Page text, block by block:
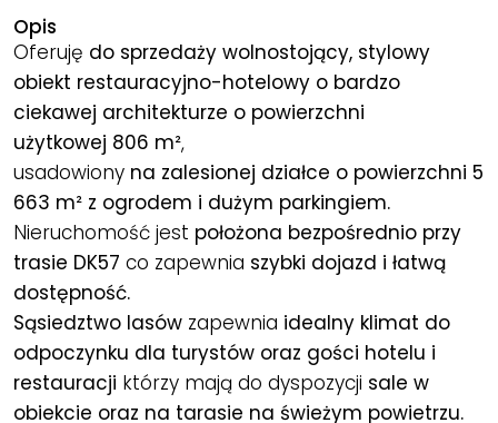
Opis
Oferuję do sprzedaży wolnostojący, stylowy
obiekt restauracyjno-hotelowy o bardzo
ciekawej architekturze o powierzchni
użytkowej 806 m²,
usadowiony na zalesionej działce o powierzchni 5
663 m² z ogrodem i dużym parkingiem.
Nieruchomość jest położona bezpośrednio przy
trasie DK57 co zapewnia szybki dojazd i łatwą
dostępność.
Sąsiedztwo lasów zapewnia idealny klimat do
odpoczynku dla turystów oraz gości hotelu i
restauracji którzy mają do dyspozycji sale w
obiekcie oraz na tarasie na świeżym powietrzu.